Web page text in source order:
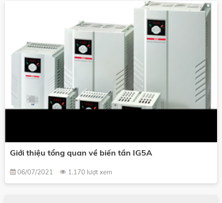
Giới thiệu tổng quan về biến tần IG5A
06/07/2021 1.170 lượt xem